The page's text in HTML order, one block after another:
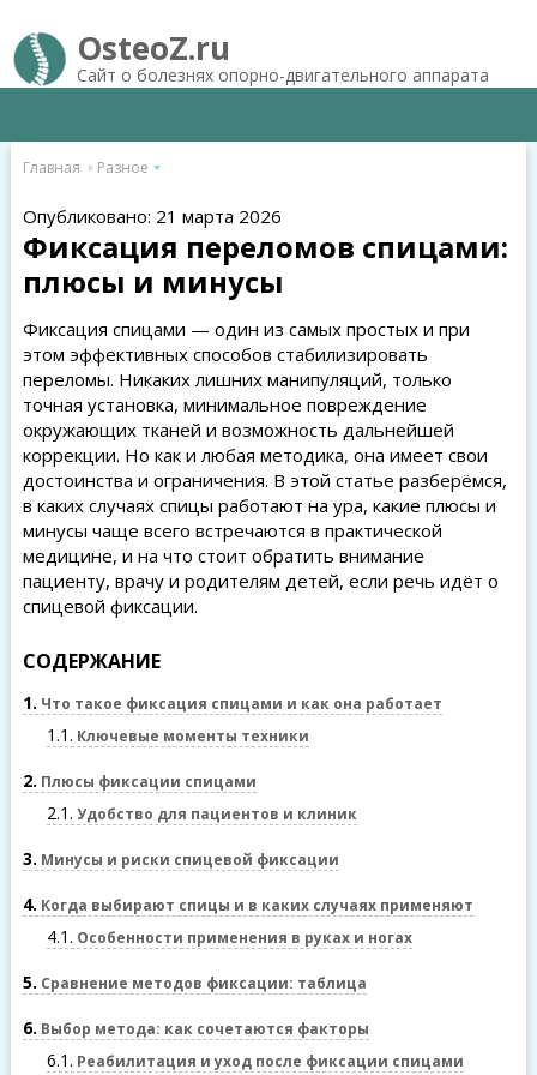
OsteoZ.ru
Сайт о болезнях опорно-двигательного аппарата
Главная Разное
Опубликовано: 21 марта 2026
Фиксация переломов спицами:
плюсы и минусы
Фиксация спицами — один из самых простых и при
этом эффективных способов стабилизировать
переломы. Никаких лишних манипуляций, только
точная установка, минимальное повреждение
окружающих тканей и возможность дальнейшей
коррекции. Но как и любая методика, она имеет свои
достоинства и ограничения. В этой статье разберёмся,
в каких случаях спицы работают на ура, какие плюсы и
минусы чаще всего встречаются в практической
медицине, и на что стоит обратить внимание
пациенту, врачу и родителям детей, если речь идёт о
спицевой фиксации.
СОДЕРЖАНИЕ
1 Что такое фиксация спицами и как она работает
1.1 Ключевые моменты техники
2 Плюсы фиксации спицами
2.1 Удобство для пациентов и клиник
3 Минусы и риски спицевой фиксации
4 Когда выбирают спицы и в каких случаях применяют
4.1 Особенности применения в руках и ногах
5 Сравнение методов фиксации: таблица
6 Выбор метода: как сочетаются факторы
6.1 Реабилитация и уход после фиксации спицами